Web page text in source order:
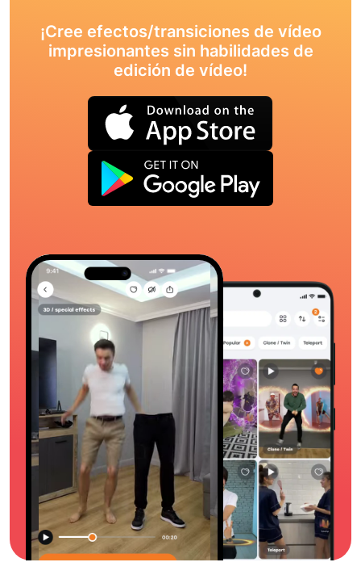
¡Cree efectos/transiciones de vídeo
impresionantes sin habilidades de
edición de vídeo!